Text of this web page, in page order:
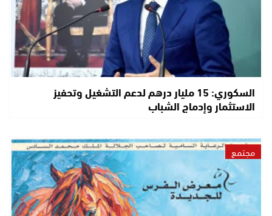
السكوري: 15 مليار درهم لدعم التشغيل وتحفيز
الاستثمار وإدماج الشباب
مجتمع